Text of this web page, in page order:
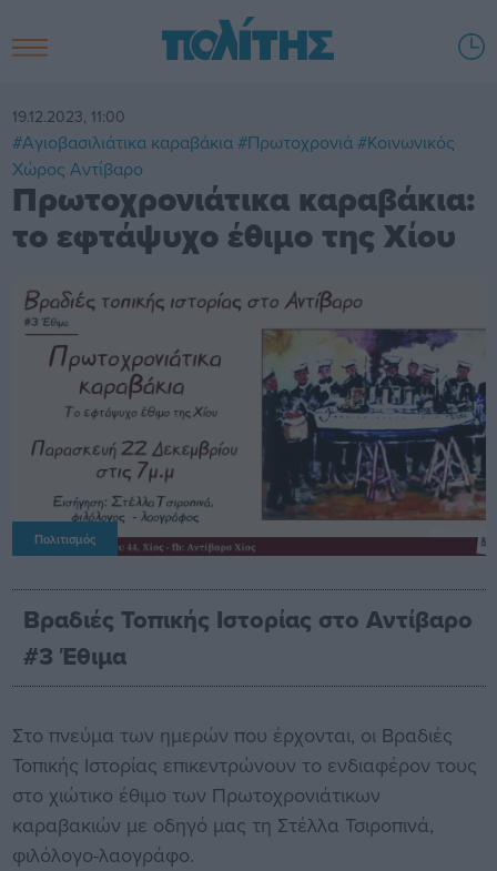
19.12.2023, 11:00
#Αγιοβασιλιάτικα καραβάκια #Πρωτοχρονιά #Κοινωνικός
Χώρος Αντίβαρο
Πρωτοχρονιάτικα καραβάκια:
το εφτάψυχο έθιμο της Χίου
Πολιτισμός
Βραδιές Τοπικής Ιστορίας στο Αντίβαρο
#3 Έθιμα
Στο πνεύμα των ημερών που έρχονται, οι Βραδιές
Τοπικής Ιστορίας επικεντρώνουν το ενδιαφέρον τους
στο χιώτικο έθιμο των Πρωτοχρονιάτικων
καραβακιών με οδηγό μας τη Στέλλα Τσιροπινά,
φιλόλογο-λαογράφο.